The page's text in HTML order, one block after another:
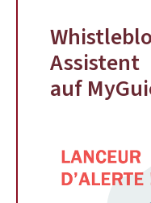
Assistent
auf